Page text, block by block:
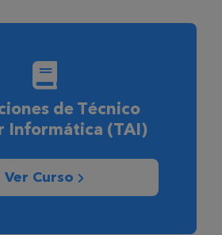
de Técnico
Informática (TAI)
Ver Curso